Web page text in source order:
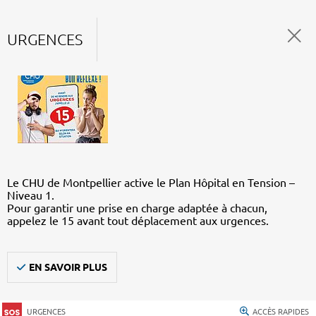
URGENCES
Le CHU de Montpellier active le Plan Hôpital en Tension –
Niveau 1.
Pour garantir une prise en charge adaptée à chacun,
appelez le 15 avant tout déplacement aux urgences.
EN SAVOIR PLUS
URGENCES ACCÈS RAPIDES